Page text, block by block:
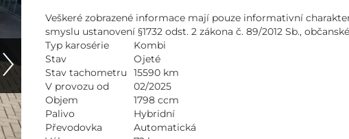
Veškeré zobrazené informace mají pouze informativní
smyslu ustanovení §1732 odst. 2 zákona č. 89/2012 Sb.,
Typ karosérie
Kombi
Stav
Ojeté
Stav tachometru
15590 km
V provozu od
02/2025
Objem
1798 ccm
Palivo
Hybridní
Převodovka
Automatická